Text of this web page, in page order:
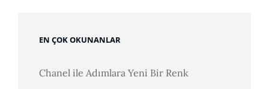
EN ÇOK OKUNANLAR
Chanel ile Adımlara Yeni Bir Renk